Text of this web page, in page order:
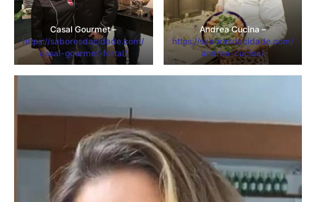
Casal Gourmet –
https://saboresdacidade.com/
casal-gourmet-fortal/
Andrea Cucina –
https://saboresdacidade.com/
andrea-cucina/